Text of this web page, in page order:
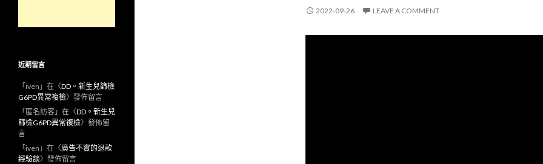
2022-09-26 LEAVE A COMMENT
近期留言
「 iven 」在〈DD。新生兒篩檢
G6PD異常複檢〉發佈留言
「 匿名訪客 」在〈DD。新生兒
篩檢G6PD異常複檢〉發佈留
言
「 iven 」在〈廣告不實的退款
經驗談〉發佈留言